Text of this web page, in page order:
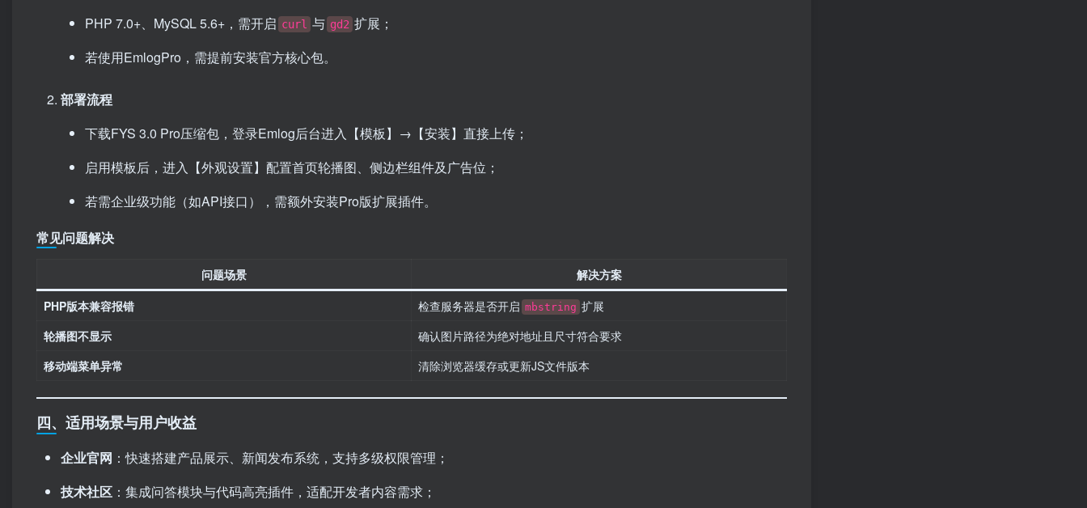
PHP 7.0+、MySQL 5.6+，需开启 curl 与 gd2 扩展；
若使用EmlogPro，需提前安装官方核心包。
部署流程
下载FYS 3.0 Pro压缩包，登录Emlog后台进入【模板】→【安装】直接上传；
启用模板后，进入【外观设置】配置首页轮播图、侧边栏组件及广告位；
若需企业级功能（如API接口），需额外安装Pro版扩展插件。
常见问题解决
问题场景
解决方案
PHP版本兼容报错
检查服务器是否开启 mbstring 扩展
轮播图不显示
确认图片路径为绝对地址且尺寸符合要求
移动端菜单异常
清除浏览器缓存或更新JS文件版本
四、适用场景与用户收益
企业官网 ：快速搭建产品展示、新闻发布系统，支持多级权限管理；
技术社区 ：集成问答模块与代码高亮插件，适配开发者内容需求；